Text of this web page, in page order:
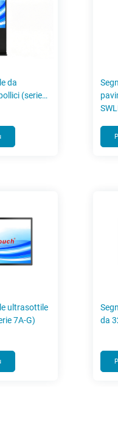
da
(serie
ultrasottile
7A-G)
da